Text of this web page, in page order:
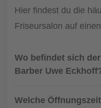
Hier findest du die
Friseursalon auf
Wo befindet sich
Barber Uwe
Welche